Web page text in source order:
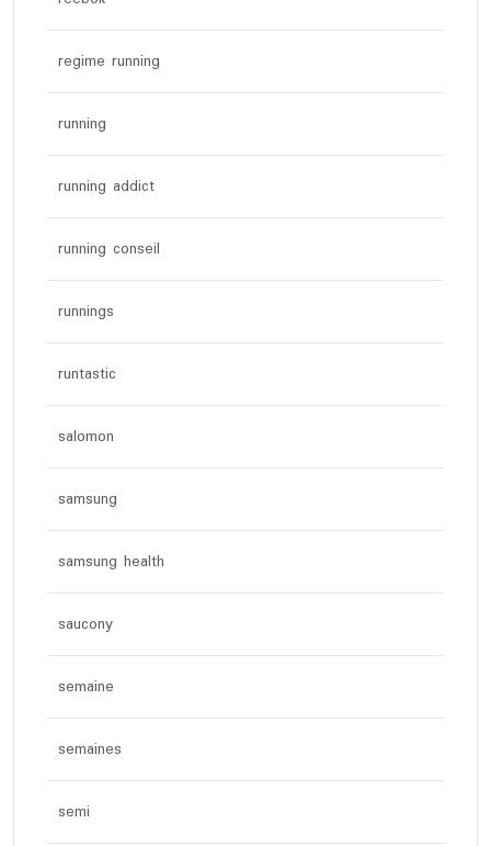
regime running
running
running addict
running conseil
runnings
runtastic
salomon
samsung
samsung health
saucony
semaine
semaines
semi